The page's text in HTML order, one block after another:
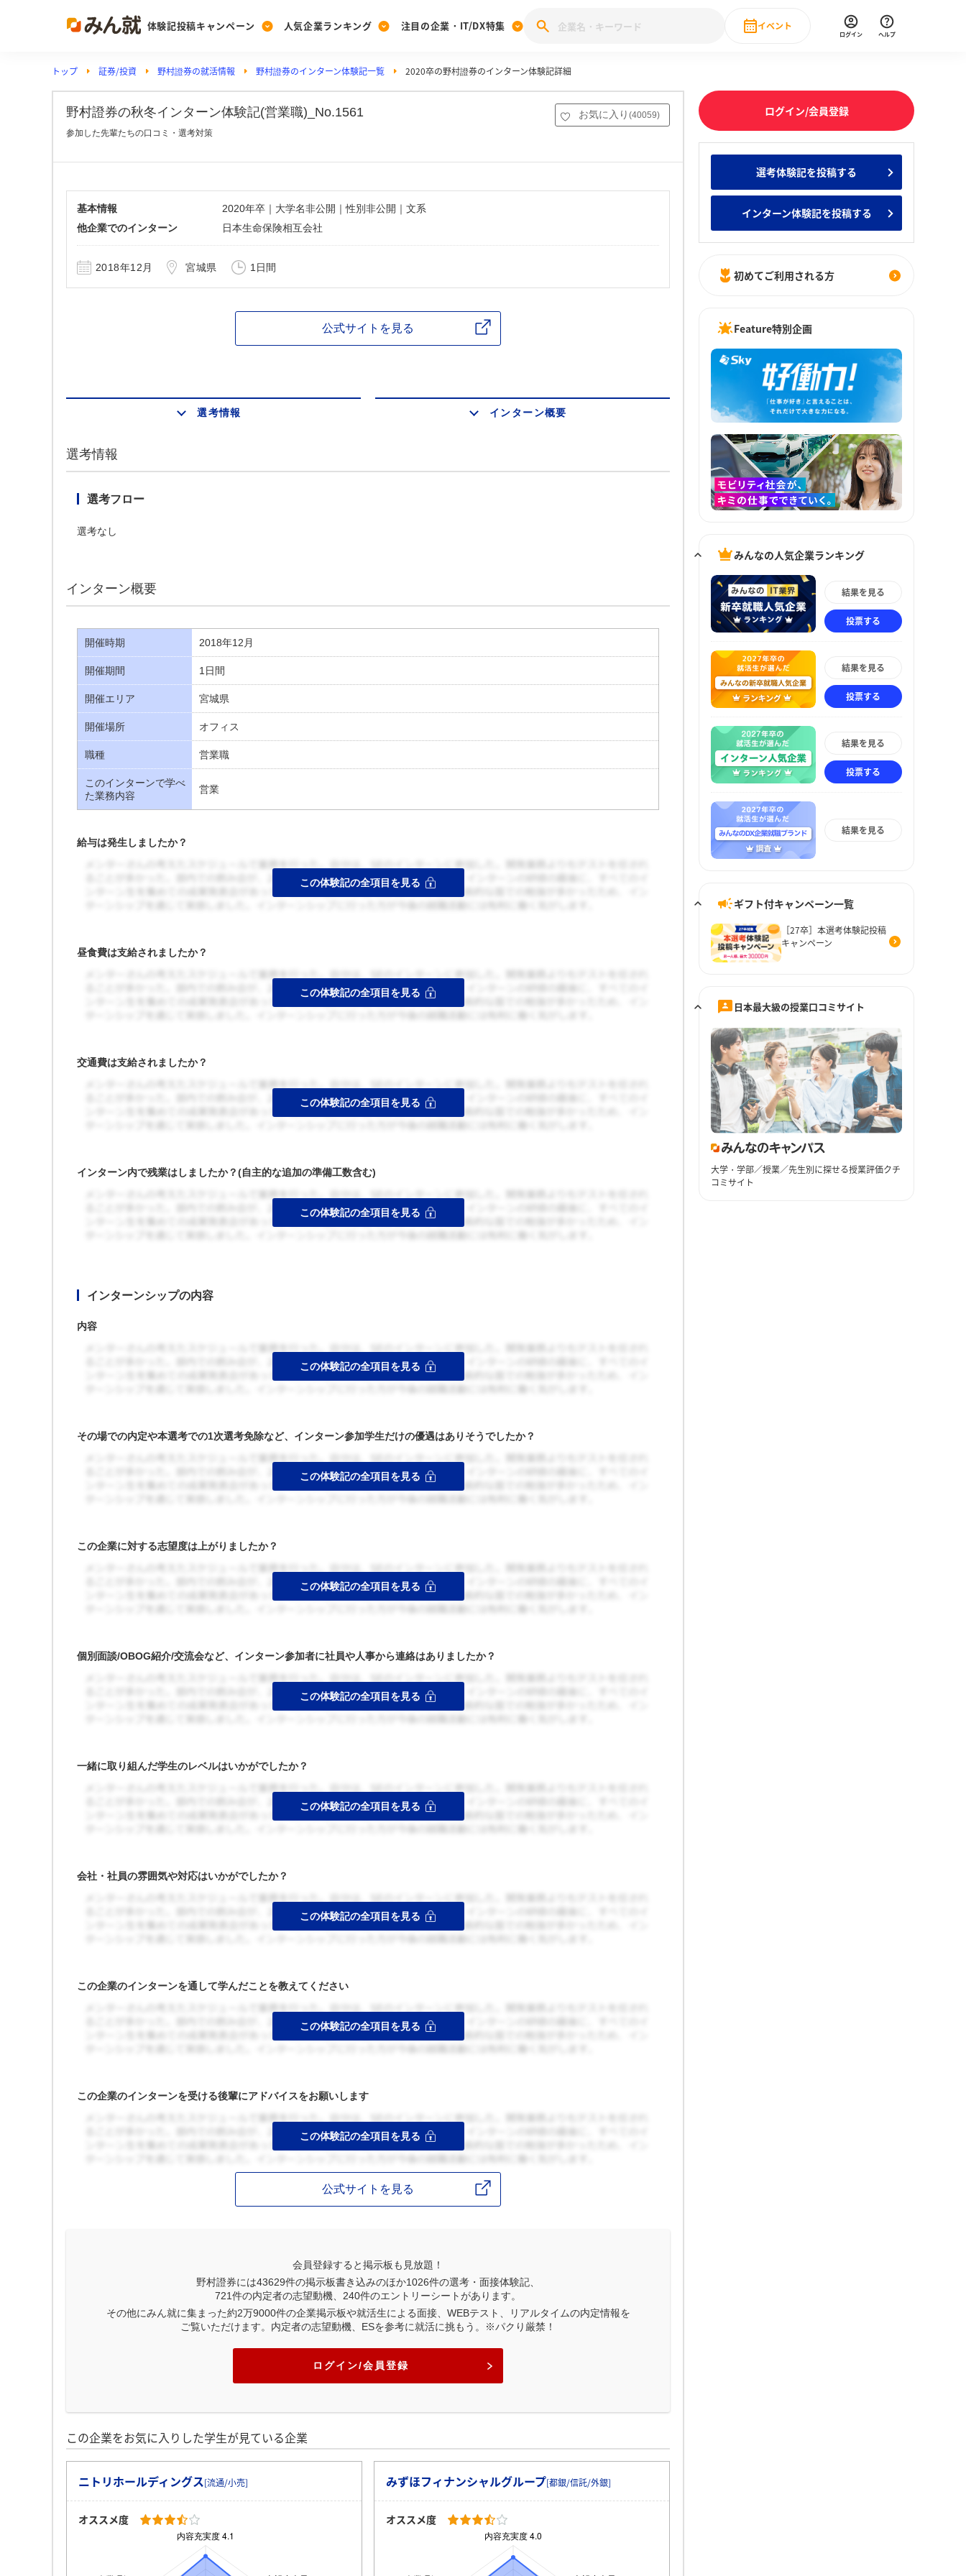
体験記投稿キャンペーン
Post
投稿する
[27卒] 本選考体験記投稿キャンペーン
人気企業ランキング
Ranking
ランキングを見る
Vote
投票する
みんなの新卒就職人気企業ランキング みんなのインターン人気企業ランキ
注目の企業・IT/DX特集
PickUp
注目の企業特集
注目の企業特集
28卒 IT・DX現場社員インタビュー
動画で知ろう！業界・企業研究
イベント
直近のイベント一覧
ログイン ヘルプ
トップ 証券/投資 野村證券の就活情報 野村證券のインターン体験記一覧 2020卒の野村證券のインターン体験記詳細
野村證券の秋冬インターン体験記(営業職)_No.1561 お気に入り (40059)
参加した先輩たちの口コミ・選考対策
基本情報
2020年卒｜大学名非公開｜性別非公開｜文系
他企業でのインターン
日本生命保険相互会社
2018年12月 宮城県 1日間
公式サイトを見る
選考情報 インターン概要
選考情報
選考フロー
選考なし
インターン概要
開催時期 2018年12月
開催期間 1日間
開催エリア 宮城県
開催場所 オフィス
職種 営業職
このインターンで学べ
た業務内容
営業
給与は発生しましたか？
昼食費は支給されましたか？
交通費は支給されましたか？
インターン内で残業はしましたか？(自主的な追加の準備工数含む)
インターンシップの内容
内容
その場での内定や本選考での1次選考免除など、インターン参加学生だけの優遇はありそうでしたか？
この企業に対する志望度は上がりましたか？
個別面談/OBOG紹介/交流会など、インターン参加者に社員や人事から連絡はありましたか？
一緒に取り組んだ学生のレベルはいかがでしたか？
会社・社員の雰囲気や対応はいかがでしたか？
この企業のインターンを通して学んだことを教えてください
この企業のインターンを受ける後輩にアドバイスをお願いします
公式サイトを見る
会員登録すると掲示板も見放題！
野村證券には43629件の掲示板書き込みのほか1026件の選考・面接体験記、
721件の内定者の志望動機、 240件のエントリーシートがあります。
その他にみん就に集まった約2万9000件の企業掲示板や就活生による面接、WEBテスト、リアルタイムの内定情報を
ご覧いただけます。内定者の志望動機、ESを参考に就活に挑もう。※パクり厳禁！
ログイン/会員登録
この企業をお気に入りした学生が見ている企業
ニトリホールディングス[流通/小売]
オススメ度
みずほフィナンシャルグループ[都銀/信託/外銀]
オススメ度
ログイン/会員登録
選考体験記を投稿する
インターン体験記を投稿する
初めてご利用される方
Feature特別企画
みんなの人気企業ランキング
結果を見る
投票する
結果を見る
投票する
結果を見る
投票する
結果を見る
ギフト付キャンペーン一覧
［27卒］本選考体験記投稿
キャンペーン
日本最大級の授業口コミサイト
大学・学部／授業／先生別に探せる授業評価クチ
コミサイト